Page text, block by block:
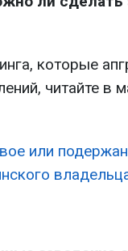
которые
читайте в
или